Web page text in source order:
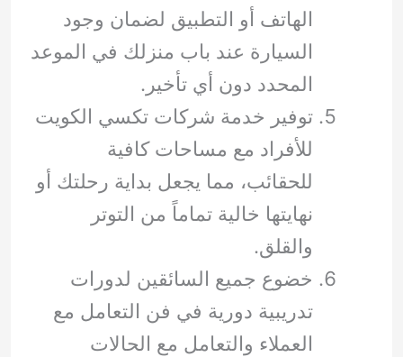
الهاتف أو التطبيق لضمان وجود
السيارة عند باب منزلك في الموعد
المحدد دون أي تأخير.
توفير خدمة شركات تكسي الكويت
للأفراد مع مساحات كافية
للحقائب، مما يجعل بداية رحلتك أو
نهايتها خالية تماماً من التوتر
والقلق.
خضوع جميع السائقين لدورات
تدريبية دورية في فن التعامل مع
العملاء والتعامل مع الحالات